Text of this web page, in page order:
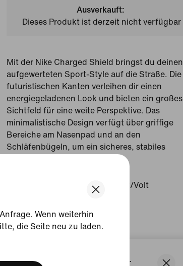
We think you are in United States.
Wenn weiterhin
die Seite neu zu laden.
Ausverkauft:
Dieses Produkt ist derzeit nicht verfügbar
Mit der Nike Charged Shield bringst du deinen
aufgewerteten Sport-Style auf die Straße. Die
futuristischen Kanten verleihen dir einen
energiegeladenen Look und bieten ein großes
Sichtfeld für eine weite Perspektive. Das
minimalistische Design verfügt über griffige
Bereiche am Nasenpad und an den
Schläfenbügeln, um ein sicheres, stabiles
Smoke Grey/Volt
Produktdetails anzeigen
Bewertungen (Fehler)